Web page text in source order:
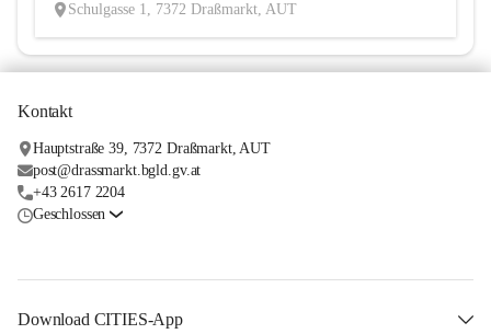
Schulgasse 1, 7372 Draßmarkt, AUT
Kontakt
Hauptstraße 39, 7372 Draßmarkt, AUT
post@drassmarkt.bgld.gv.at
+43 2617 2204
Geschlossen
Download CITIES-App